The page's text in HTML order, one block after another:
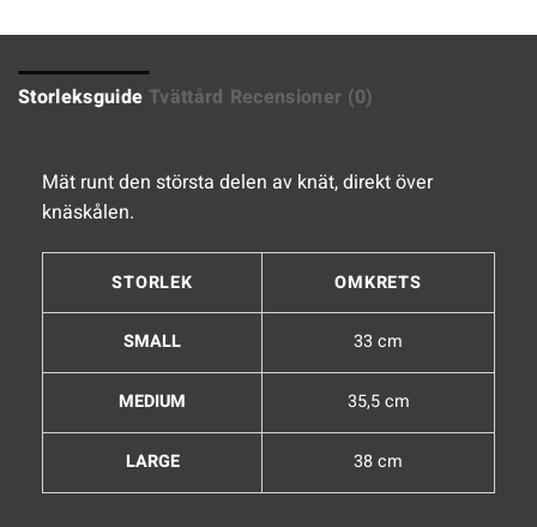
Storleksguide Tvättård Recensioner (0)
Mät runt den största delen av knät, direkt över
knäskålen.
STORLEK OMKRETS
SMALL 33 cm
MEDIUM 35,5 cm
LARGE 38 cm